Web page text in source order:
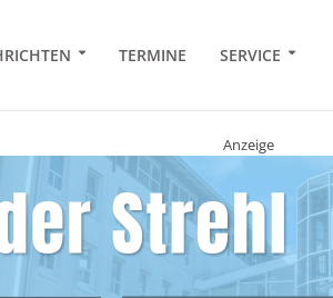
TERMINE SERVICE
Anzeige